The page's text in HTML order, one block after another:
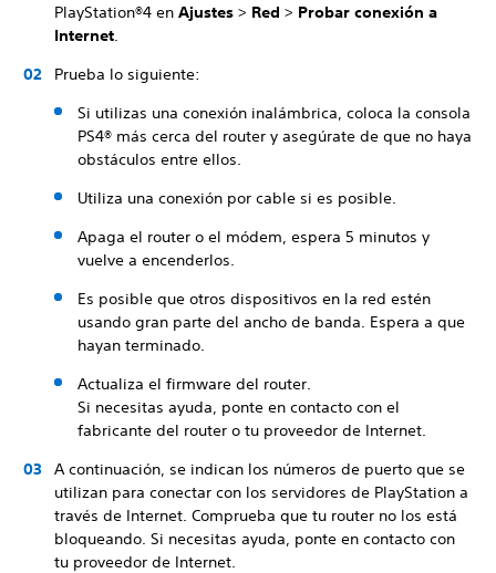
PlayStation®4 en Ajustes > Red > Probar conexión a
Internet.
Prueba lo siguiente:
Si utilizas una conexión inalámbrica, coloca la consola
PS4® más cerca del router y asegúrate de que no haya
obstáculos entre ellos.
Utiliza una conexión por cable si es posible.
Apaga el router o el módem, espera 5 minutos y
vuelve a encenderlos.
Es posible que otros dispositivos en la red estén
usando gran parte del ancho de banda. Espera a que
hayan terminado.
Actualiza el firmware del router.
Si necesitas ayuda, ponte en contacto con el
fabricante del router o tu proveedor de Internet.
A continuación, se indican los números de puerto que se
utilizan para conectar con los servidores de PlayStation a
través de Internet. Comprueba que tu router no los está
bloqueando. Si necesitas ayuda, ponte en contacto con
tu proveedor de Internet.